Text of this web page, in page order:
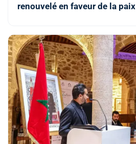
renouvelé en faveur de la paix